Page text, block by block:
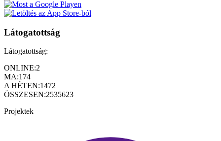
Látogatottság
Látogatottság:
ONLINE:2
MA:174
A HÉTEN:1472
ÖSSZESEN:2535623
Projektek